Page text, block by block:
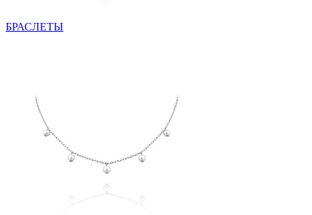
БРАСЛЕТЫ